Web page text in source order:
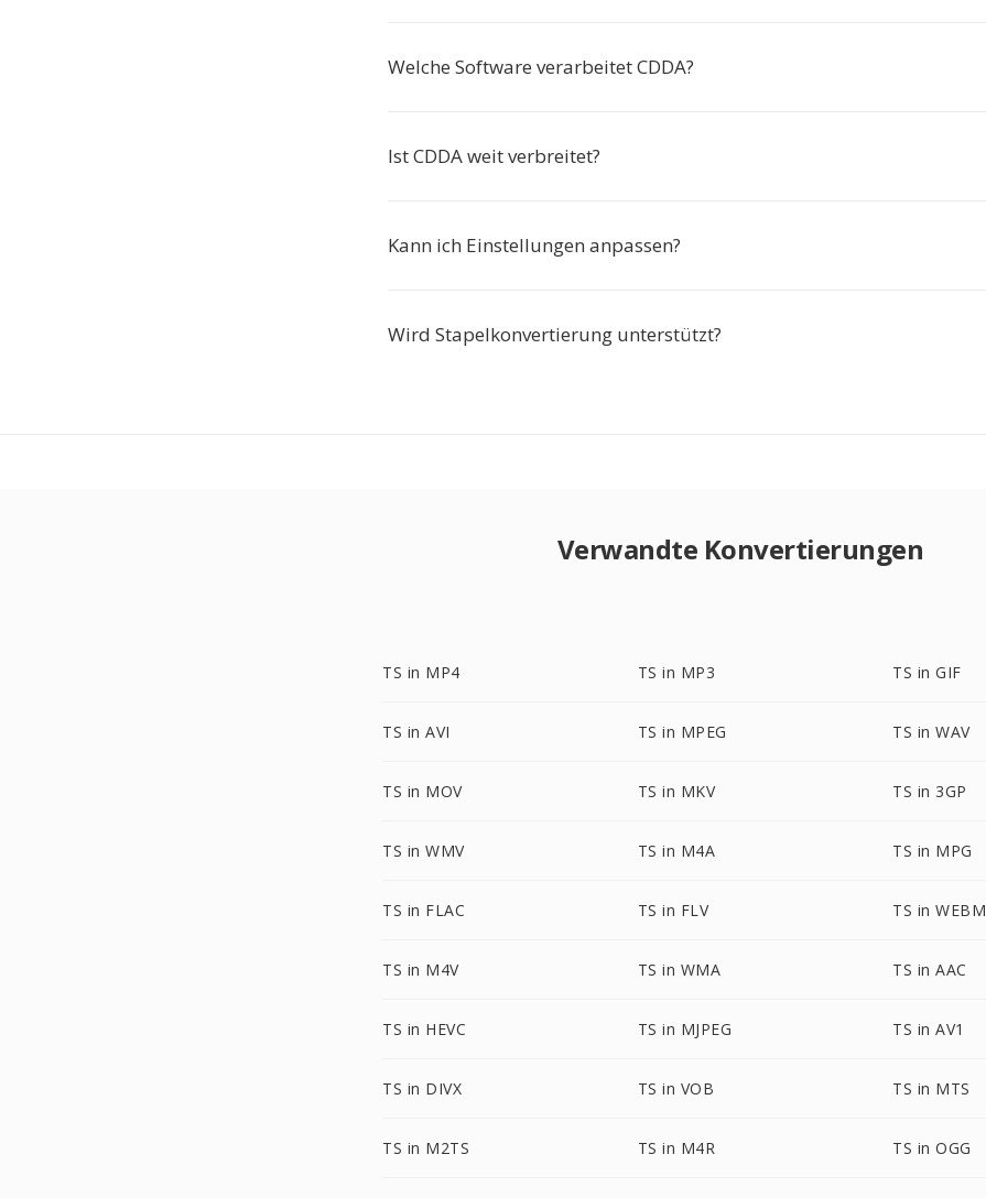
Welche Software verarbeitet CDDA?
Ist CDDA weit verbreitet?
Kann ich Einstellungen anpassen?
Wird Stapelkonvertierung unterstützt?
Verwandte Konvertierungen
TS in MP4 TS in MP3 TS in GIF
TS in AVI TS in MPEG TS in WAV
TS in MOV TS in MKV TS in 3GP
TS in WMV TS in M4A TS in MPG
TS in FLAC TS in FLV TS in WEBM
TS in M4V TS in WMA TS in AAC
TS in HEVC TS in MJPEG TS in AV1
TS in DIVX TS in VOB TS in MTS
TS in M2TS TS in M4R TS in OGG